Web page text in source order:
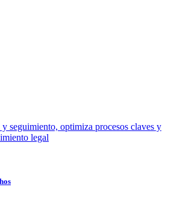
seguimiento, optimiza procesos claves y
legal